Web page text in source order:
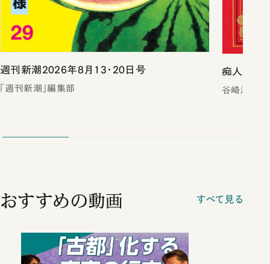
週刊新潮2026年8月13・20日号
「週刊新潮」編集部
痴人の愛
谷崎潤一郎
おすすめの動画 すべて見る